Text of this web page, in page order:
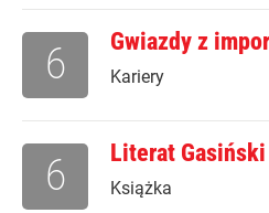
Gwiazdy z
Kariery
6
Literat Gasiński
Książka
6